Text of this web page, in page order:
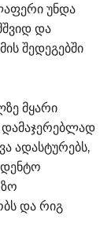
უნდა
და
შედეგებში
მყარი
დამაჯერებლად
ადასტურებს,
და რიგ